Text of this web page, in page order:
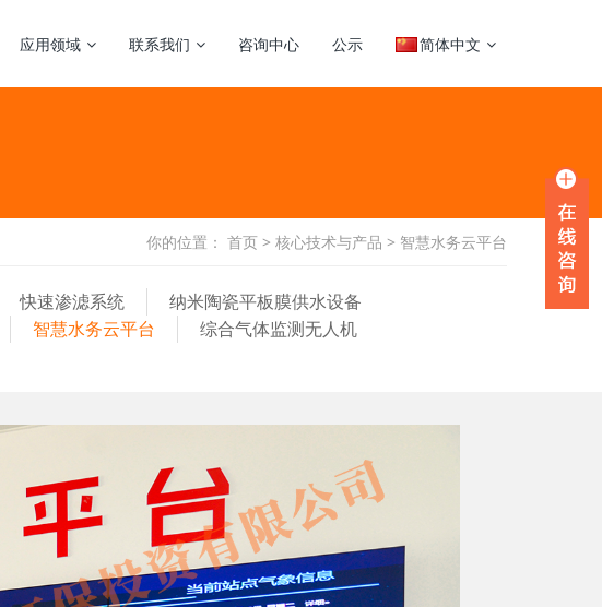
应用领域 联系我们 咨询中心 公示 简体中文
你的位置： 首页 > 核心技术与产品 > 智慧水务云平台
快速渗滤系统
纳米陶瓷平板膜供水设备
智慧水务云平台
综合气体监测无人机